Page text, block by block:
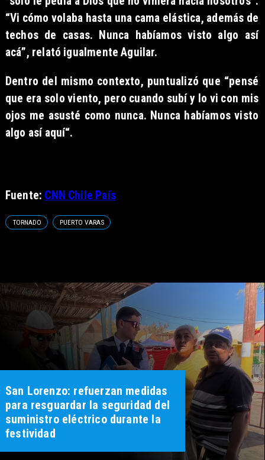
“Vi cómo volaba hasta una cama elástica, además de
techos de casas. Nunca habíamos visto algo así
acá”, relató igualmente Aguilar.
Dentro del mismo contexto, puntualizó que “pensé
que era solo viento, pero cuando subí y lo vi con mis
ojos me asusté como nunca. Nunca habíamos visto
algo así aquí“.
Fuente: CNN Chile País
TORNADO PUERTO VARAS
San Lorenzo: refuerzan medidas
para resguardar la seguridad del
suministro eléctrico durante la
festividad